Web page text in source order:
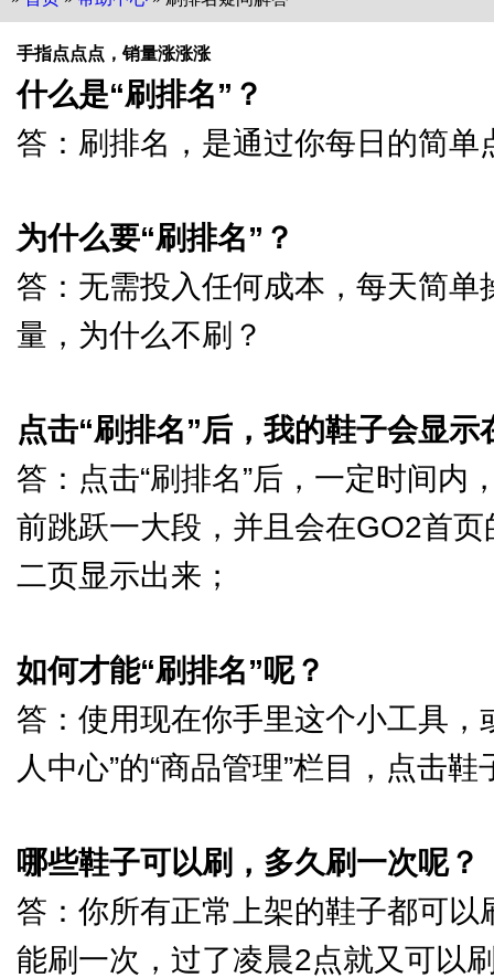
手指点点点，销量涨涨涨
什么是“刷排名”？
答：刷排名，是通过你每日的简
为什么要“刷排名”？
答：无需投入任何成本，每天简
量，为什么不刷？
点击“刷排名”后，我的鞋子会显示
答：点击“刷排名”后，一定时间
前跳跃一大段，并且会在GO2首页
二页显示出来；
如何才能“刷排名”呢？
答：使用现在你手里这个小工具
人中心”的“商品管理”栏目，点击
哪些鞋子可以刷，多久刷一次呢？
答：你所有正常上架的鞋子都可
能刷一次，过了凌晨2点就又可以